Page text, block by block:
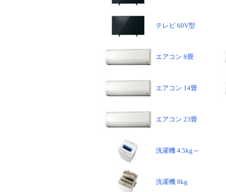
テレビ 60V型
エアコン 8畳
エアコン 14畳
エアコン 23畳
洗濯機 4.5kg～
洗濯機 8kg